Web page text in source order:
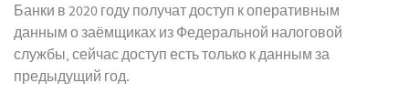
Банки в 2020 году получат доступ к оперативным
данным о заёмщиках из Федеральной налоговой
службы, сейчас доступ есть только к данным за
предыдущий год.